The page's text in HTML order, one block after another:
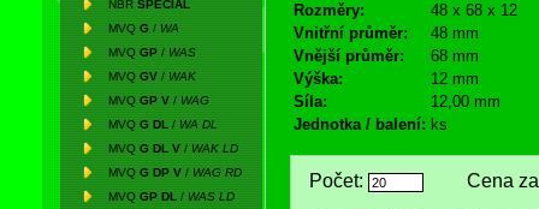
NBR SPECIAL
MVQ G / WA
MVQ GP / WAS
MVQ GV / WAK
MVQ GP V / WAG
MVQ G DL / WA DL
MVQ G DL V / WAK LD
MVQ G DP V / WAG RD
MVQ GP DL / WAS LD
Rozměry:
48 x 68 x 12
Vnitřní průměr:
48 mm
Vnější průměr:
68 mm
Výška:
12 mm
Síla:
12,00 mm
Jednotka / balení: ks
Počet: Cena za